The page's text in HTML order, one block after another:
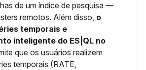
de um índice de pesquisa —
remotos. Além disso, o
temporais e
inteligente do ES|QL no
que os usuários realizem
temporais (RATE,